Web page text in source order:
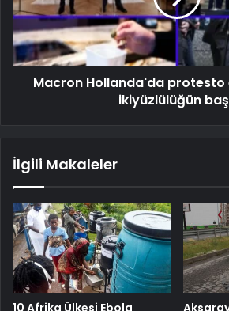
Macron Hollanda'da protesto
ikiyüzlülüğün
İlgili Makaleler
10 Afrika Ülkesi Ebola